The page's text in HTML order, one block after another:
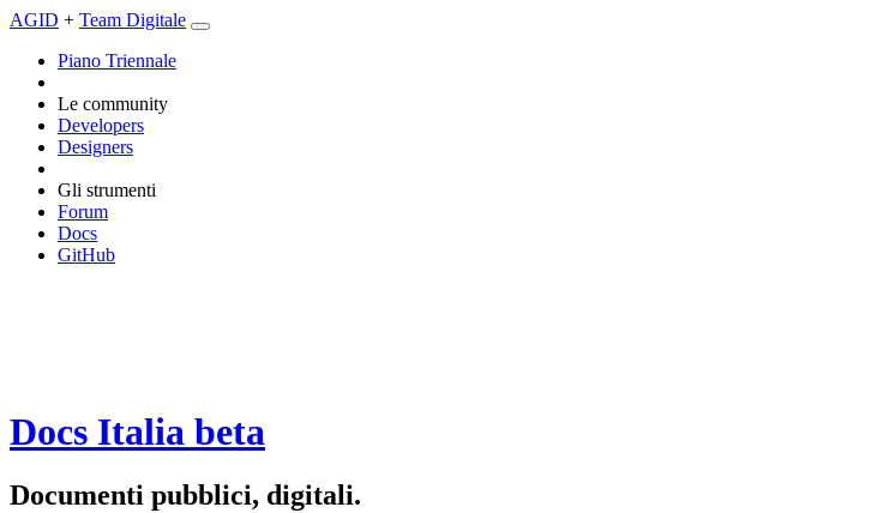
AGID + Team Digitale
Piano Triennale
Le community
Developers
Designers
Gli strumenti
Forum
Docs
GitHub
Docs Italia beta
Documenti pubblici, digitali.